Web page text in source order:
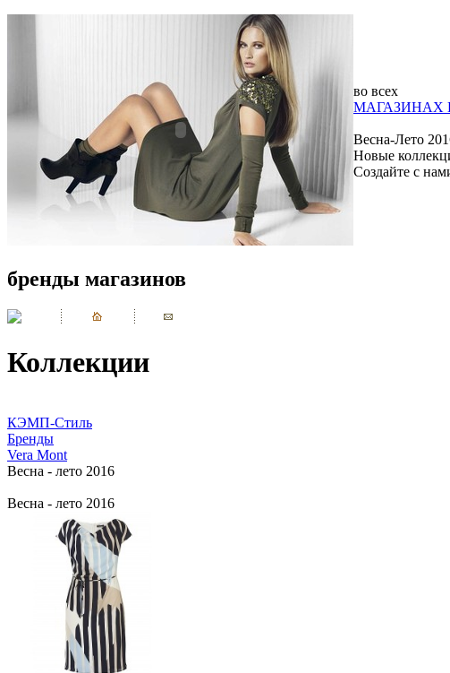
во всех
МАГАЗИНАХ
Весна-Лето
Новые
Создайте с
бренды магазинов
Коллекции
КЭМП-Стиль
Бренды
Vera Mont
Весна - лето 2016
Весна - лето 2016